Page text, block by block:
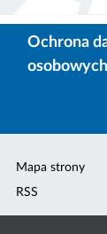
Ochrona
osobowych
Mapa strony
RSS